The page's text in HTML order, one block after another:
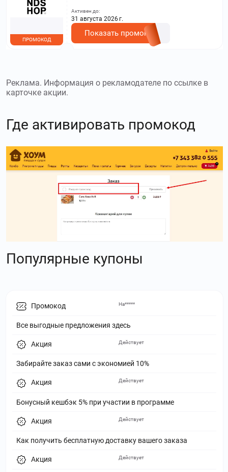
ПРОМОКОД
Активен до:
31 августа 2026 г.
Показать промокод
Реклама. Информация о рекламодателе по ссылке в
карточке акции.
Где активировать промокод
Популярные купоны
Промокод
Все выгодные предложения здесь
На*****
Акция
Забирайте заказ сами с экономией 10%
Действует
Акция
Бонусный кешбэк 5% при участии в программе
Действует
Акция
Как получить бесплатную доставку вашего заказа
Действует
Акция Действует